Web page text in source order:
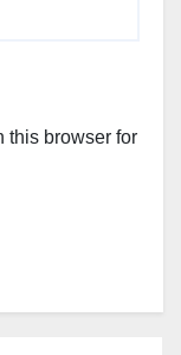
this browser for